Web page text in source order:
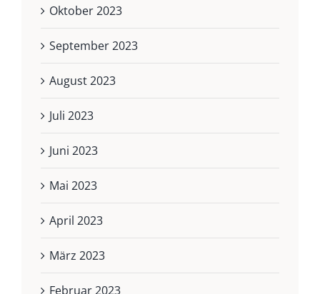
Oktober 2023
September 2023
August 2023
Juli 2023
Juni 2023
Mai 2023
April 2023
März 2023
Februar 2023